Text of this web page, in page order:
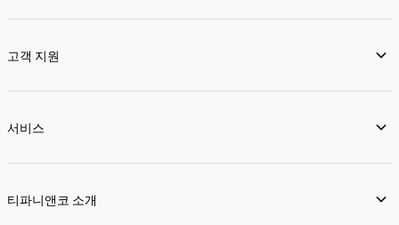
고객 지원
서비스
티파니앤코 소개